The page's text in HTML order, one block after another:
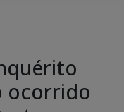
ocorrido